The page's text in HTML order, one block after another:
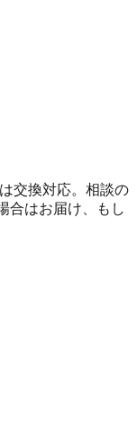
交換対応。相談の
合はお届け、もし